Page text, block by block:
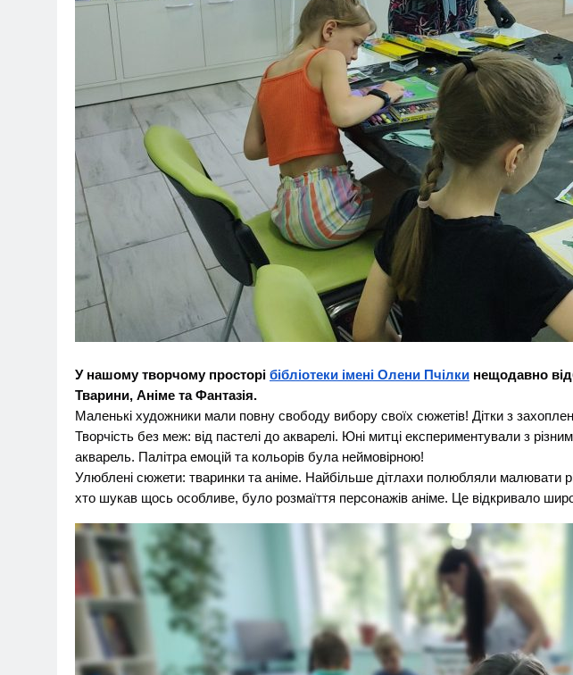
У нашому творчому просторі бібліотеки імені Олени Пчілки нещодавно
Тварини, Аніме та Фантазія.
Маленькі художники мали повну свободу вибору своїх сюжетів! Дітки з
Творчість без меж: від пастелі до акварелі. Юні митці експериментували з
акварель. Палітра емоцій та кольорів була неймовірною!
Улюблені сюжети: тваринки та аніме. Найбільше дітлахи полюбляли
хто шукав щось особливе, було розмаїття персонажів аніме. Це відкривало